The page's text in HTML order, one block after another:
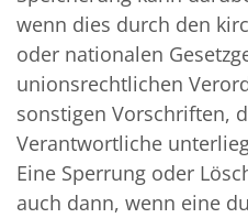
wenn dies durch den
oder nationalen
unionsrechtlichen
sonstigen Vorschriften,
Verantwortliche
Eine Sperrung oder
auch dann, wenn eine